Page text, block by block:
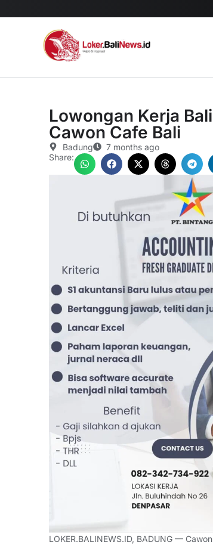
Lowongan Kerja
Cawon Cafe Bali
Badung
7 months ago
Share:
LOKER.BALINEWS.ID, BADUNG —